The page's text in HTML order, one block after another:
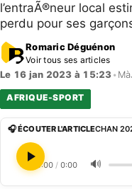
l’entraÃ®neur local
perdu pour ses
Romaric Déguénon
Voir tous ses articles
Le 16 jan 2023 à 15:23•
AFRIQUE-SPORT
🎧 ÉCOUTER L'ARTICLE
0:00 / 0:00 🔊